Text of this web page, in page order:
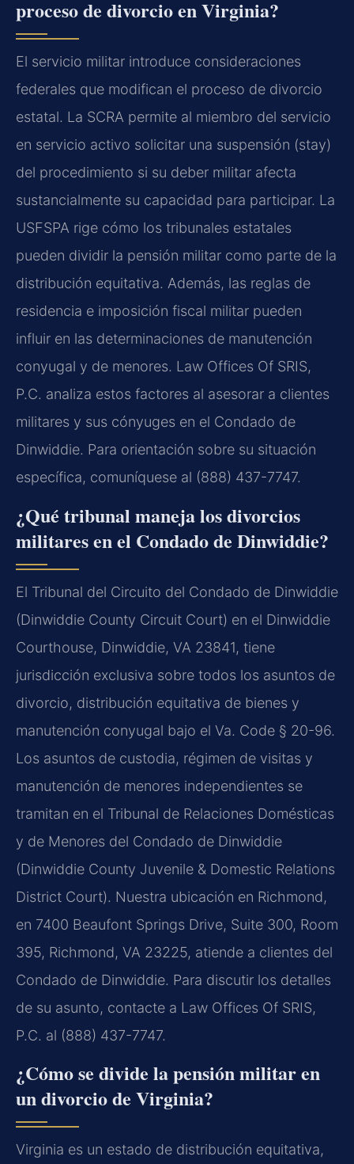
proceso de divorcio en Virginia?
El servicio militar introduce consideraciones
federales que modifican el proceso de divorcio
estatal. La SCRA permite al miembro del servicio
en servicio activo solicitar una suspensión (stay)
del procedimiento si su deber militar afecta
sustancialmente su capacidad para participar. La
USFSPA rige cómo los tribunales estatales
pueden dividir la pensión militar como parte de la
distribución equitativa. Además, las reglas de
residencia e imposición fiscal militar pueden
influir en las determinaciones de manutención
conyugal y de menores. Law Offices Of SRIS,
P.C. analiza estos factores al asesorar a clientes
militares y sus cónyuges en el Condado de
Dinwiddie. Para orientación sobre su situación
específica, comuníquese al (888) 437-7747.
¿Qué tribunal maneja los divorcios
militares en el Condado de Dinwiddie?
El Tribunal del Circuito del Condado de Dinwiddie
(Dinwiddie County Circuit Court) en el Dinwiddie
Courthouse, Dinwiddie, VA 23841, tiene
jurisdicción exclusiva sobre todos los asuntos de
divorcio, distribución equitativa de bienes y
manutención conyugal bajo el Va. Code § 20-96.
Los asuntos de custodia, régimen de visitas y
manutención de menores independientes se
tramitan en el Tribunal de Relaciones Domésticas
y de Menores del Condado de Dinwiddie
(Dinwiddie County Juvenile & Domestic Relations
District Court). Nuestra ubicación en Richmond,
en 7400 Beaufont Springs Drive, Suite 300, Room
395, Richmond, VA 23225, atiende a clientes del
Condado de Dinwiddie. Para discutir los detalles
de su asunto, contacte a Law Offices Of SRIS,
P.C. al (888) 437-7747.
¿Cómo se divide la pensión militar en
un divorcio de Virginia?
Virginia es un estado de distribución equitativa,